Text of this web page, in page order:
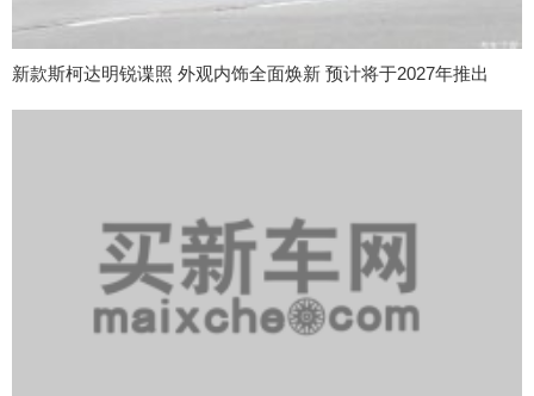
新款斯柯达明锐谍照 外观内饰全面焕新 预计将于2027年推出